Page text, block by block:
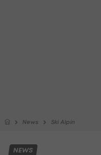
News Ski Alpin
NEWS